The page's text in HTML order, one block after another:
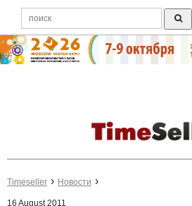
Timeseller Новости
16 August 2011